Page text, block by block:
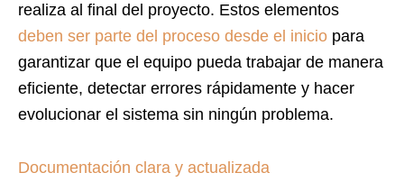
realiza al final del proyecto. Estos elementos
deben ser parte del proceso desde el inicio para
garantizar que el equipo pueda trabajar de manera
eficiente, detectar errores rápidamente y hacer
evolucionar el sistema sin ningún problema.
Documentación clara y actualizada